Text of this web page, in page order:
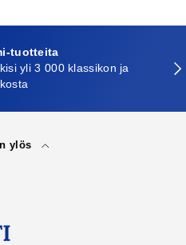
tuotteita
yli 3 000 klassikon ja
ylös